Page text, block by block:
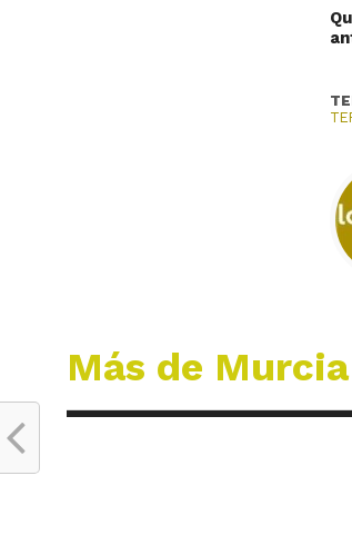
Más de Murcia